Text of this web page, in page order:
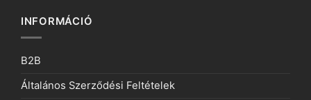
INFORMÁCIÓ
B2B
Általános Szerződési Feltételek